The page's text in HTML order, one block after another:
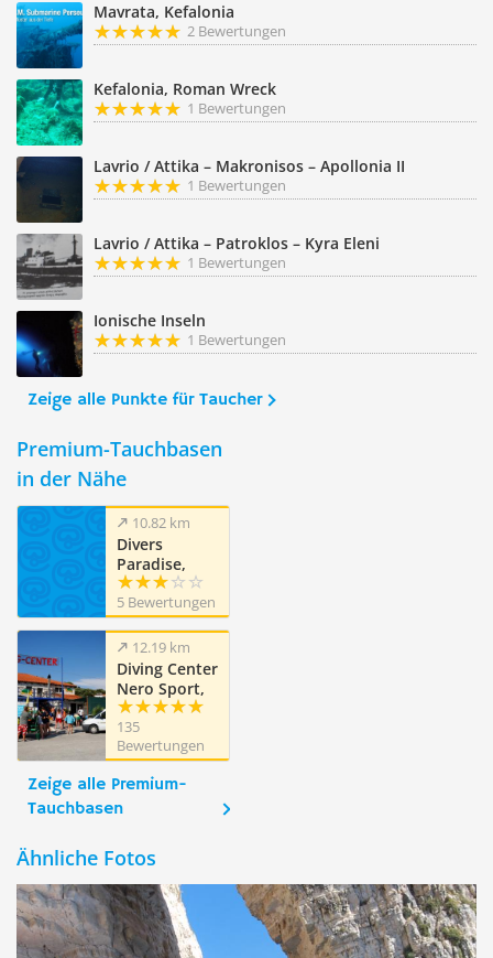
Mavrata, Kefalonia
2 Bewertungen
Kefalonia, Roman Wreck
1 Bewertungen
Lavrio / Attika – Makronisos – Apollonia II
1 Bewertungen
Lavrio / Attika – Patroklos – Kyra Eleni
1 Bewertungen
Ionische Inseln
1 Bewertungen
Zeige alle Punkte für Taucher
Premium-Tauchbasen
in der Nähe
10.82 km
Divers
Paradise,
Laganas,
Zakynthos
5 Bewertungen
12.19 km
Diving Center
Nero Sport,
Zakynthos
135
Bewertungen
Zeige alle Premium-
Tauchbasen
Ähnliche Fotos